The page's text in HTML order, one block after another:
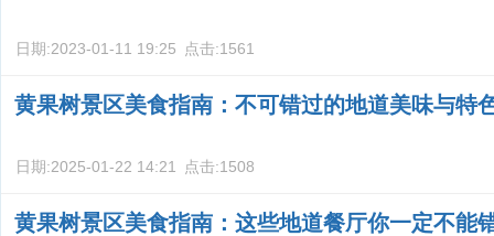
日期:2023-01-11 19:25 点击:1561
黄果树景区美食指南：不可错过的地道美味与特
日期:2025-01-22 14:21 点击:1508
黄果树景区美食指南：这些地道餐厅你一定不能